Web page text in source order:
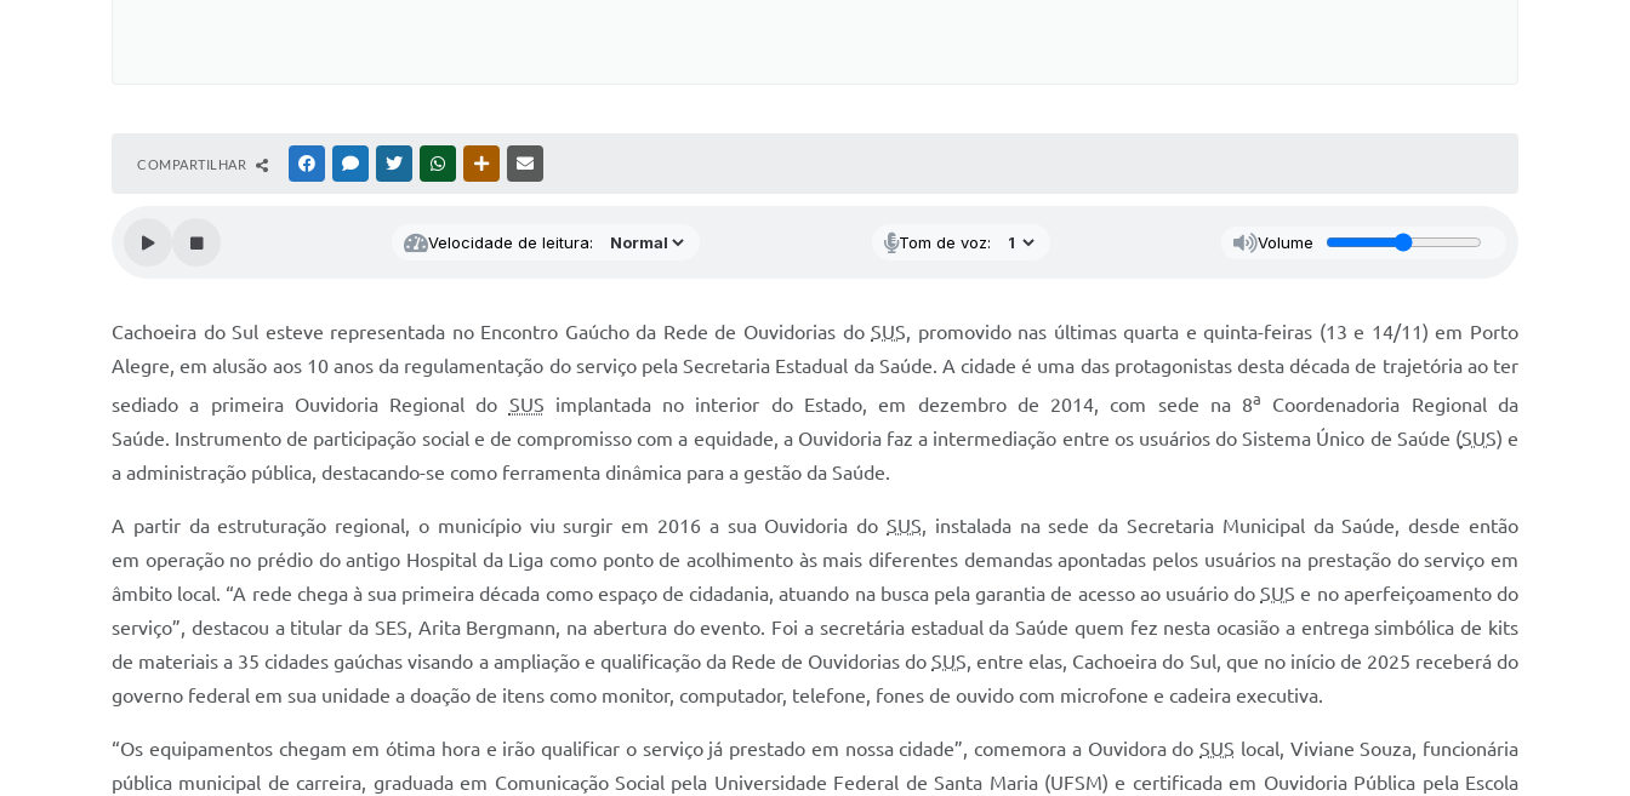
COMPARTILHAR FACEBOOKMESSENGER
TWITTERWHATSAPPOUTRAS MÍDIAS
Velocidade de leitura: Tom de voz: Volume
Cachoeira do Sul esteve representada no Encontro Gaúcho da Rede de Ouvidorias doSUS, promovido nas últimas quarta e quinta-feiras (13 e 14/11) em Porto
Alegre, em alusão aos 10 anos da regulamentação do serviço pela Secretaria Estadual da Saúde. A cidade é uma das protagonistas desta década de trajetória ao ter
sediado a primeira Ouvidoria Regional do SUS implantada no interior do Estado, em dezembro de 2014, com sede na 8a
Coordenadoria Regional da
Saúde. Instrumento de participação social e de compromisso com a equidade, a Ouvidoria faz a intermediação entre os usuários do Sistema Único de Saúde (SUS) e
a administração pública, destacando-se como ferramenta dinâmica para a gestão da Saúde.
A partir da estruturação regional, o município viu surgir em 2016 a sua Ouvidoria do SUS, instalada na sede da Secretaria Municipal da Saúde, desde então
em operação no prédio do antigo Hospital da Liga como ponto de acolhimento às mais diferentes demandas apontadas pelos usuários na prestação do serviço em
âmbito local. “A rede chega à sua primeira década como espaço de cidadania, atuando na busca pela garantia de acesso ao usuário doSUS e no aperfeiçoamento do
serviço”, destacou a titular da SES, Arita Bergmann, na abertura do evento. Foi a secretária estadual da Saúde quem fez nesta ocasião a entrega simbólica de kits
de materiais a 35 cidades gaúchas visando a ampliação e qualificação da Rede de Ouvidorias doSUS, entre elas, Cachoeira do Sul, que no início de 2025 receberá do
governo federal em sua unidade a doação de itens como monitor, computador, telefone, fones de ouvido com microfone e cadeira executiva.
“Os equipamentos chegam em ótima hora e irão qualificar o serviço já prestado em nossa cidade”, comemora a Ouvidora do SUS local, Viviane Souza, funcionária
pública municipal de carreira, graduada em Comunicação Social pela Universidade Federal de Santa Maria (UFSM) e certificada em Ouvidoria Pública pela Escola